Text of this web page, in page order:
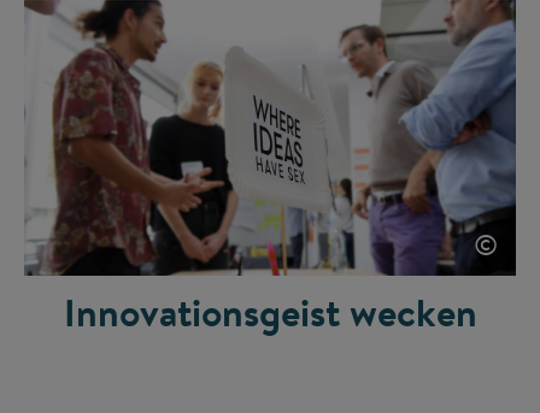
Innovationsgeist wecken
©